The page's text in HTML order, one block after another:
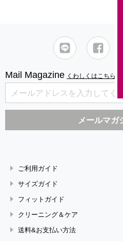
Mail Magazine くわしくはこちら
ご利用ガイド
サイズガイド
フィットガイド
クリーニング＆ケア
送料&お支払い方法